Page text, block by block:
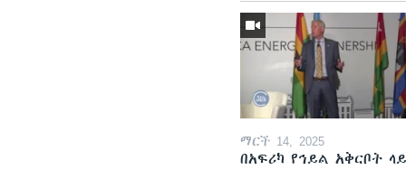
ማርች 14, 2025
በአፍሪካ የኅይል አቅርቦት